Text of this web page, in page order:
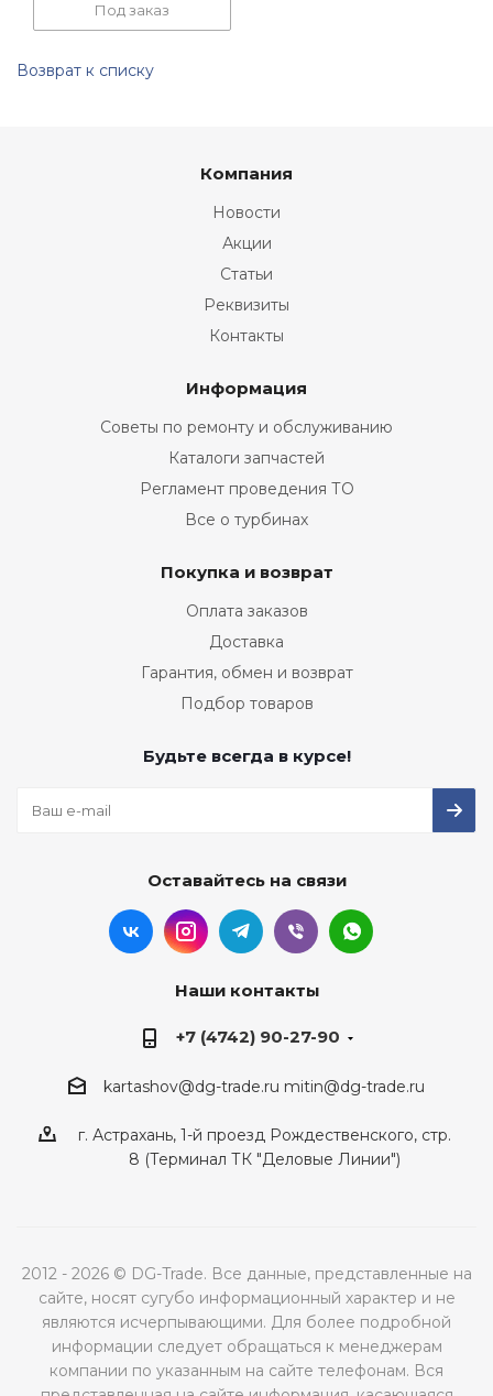
Под заказ
Возврат к списку
Компания
Новости
Акции
Статьи
Реквизиты
Контакты
Информация
Советы по ремонту и обслуживанию
Каталоги запчастей
Регламент проведения ТО
Все о турбинах
Покупка и возврат
Оплата заказов
Доставка
Гарантия, обмен и возврат
Подбор товаров
Будьте всегда в курсе!
Оставайтесь на связи
Наши контакты
+7 (4742) 90-27-90
kartashov@dg-trade.ru mitin@dg-trade.ru
г. Астрахань, 1-й проезд Рождественского, стр.
8 (Терминал ТК "Деловые Линии")
2012 - 2026 © DG-Trade. Все данные, представленные на
сайте, носят сугубо информационный характер и не
являются исчерпывающими. Для более подробной
информации следует обращаться к менеджерам
компании по указанным на сайте телефонам. Вся